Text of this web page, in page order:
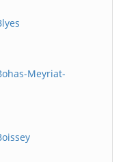
Meyriat-